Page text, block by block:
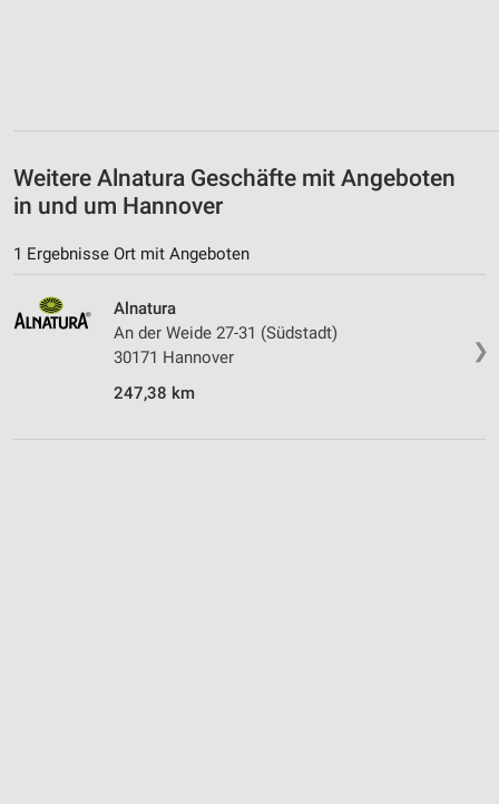
Weitere Alnatura Geschäfte mit Angeboten
in und um Hannover
1 Ergebnisse Ort mit Angeboten
❯
Alnatura
An der Weide 27-31 (Südstadt)
30171 Hannover
247,38 km